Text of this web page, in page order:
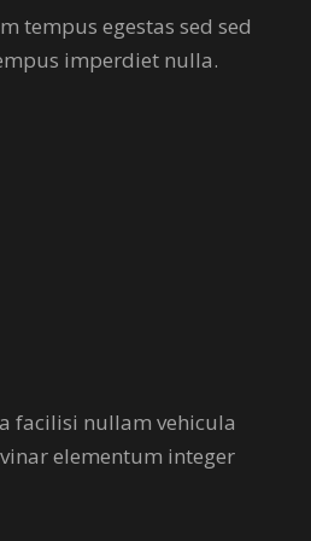
tempus egestas sed sed
imperdiet nulla.
facilisi nullam vehicula
elementum integer